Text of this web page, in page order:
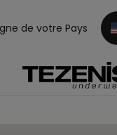
de votre Pays